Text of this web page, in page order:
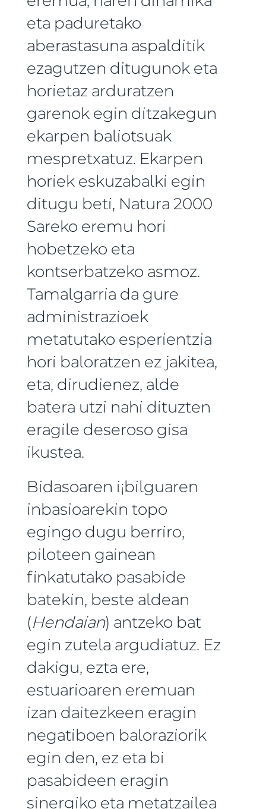
eta paduretako
aberastasuna aspalditik
ezagutzen ditugunok eta
horietaz arduratzen
garenok egin ditzakegun
ekarpen baliotsuak
mespretxatuz. Ekarpen
horiek eskuzabalki egin
ditugu beti, Natura 2000
Sareko eremu hori
hobetzeko eta
kontserbatzeko asmoz.
Tamalgarria da gure
administrazioek
metatutako esperientzia
hori baloratzen ez jakitea,
eta, dirudienez, alde
batera utzi nahi dituzten
eragile deseroso gisa
ikustea.
Bidasoaren i¡bilguaren
inbasioarekin topo
egingo dugu berriro,
piloteen gainean
finkatutako pasabide
batekin, beste aldean
(Hendaian) antzeko bat
egin zutela argudiatuz. Ez
dakigu, ezta ere,
estuarioaren eremuan
izan daitezkeen eragin
negatiboen baloraziorik
egin den, ez eta bi
pasabideen eragin
sinergiko eta metatzailea